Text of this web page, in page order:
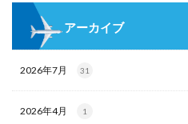
アーカイブ
2026年7月 31
2026年4月 1